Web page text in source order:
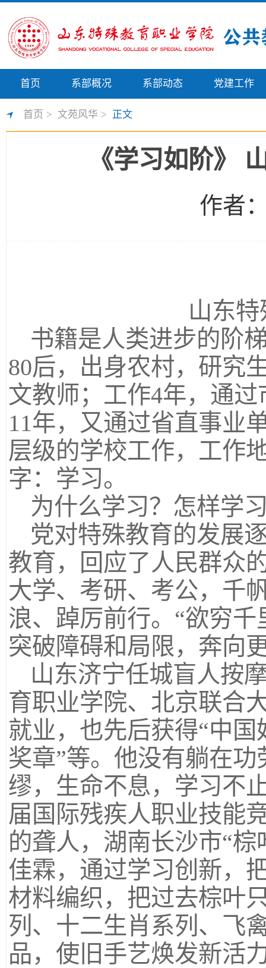
首页 系部概况 系部动态 党建工作
首页 > 文苑风华 > 正文
《学习如阶》
作者
山东
书籍是人类进步的阶
80后，出身农村，研究
文教师；工作4年，通
11年，又通过省直事业
层级的学校工作，工作
字：学习。
为什么学习？怎样学
党对特殊教育的发展
教育，回应了人民群众
大学、考研、考公，千
浪、踔厉前行。“欲穷
突破障碍和局限，奔向
山东济宁任城盲人按
育职业学院、北京联合
就业，也先后获得“中
奖章”等。他没有躺在
缪，生命不息，学习不
届国际残疾人职业技能
的聋人，湖南长沙市“
佳霖，通过学习创新，
材料编织，把过去棕叶
列、十二生肖系列、飞
品，使旧手艺焕发新活